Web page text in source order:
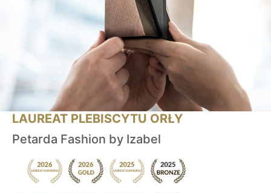
LAUREAT PLEBISCYTU ORŁY
Petarda Fashion by Izabel